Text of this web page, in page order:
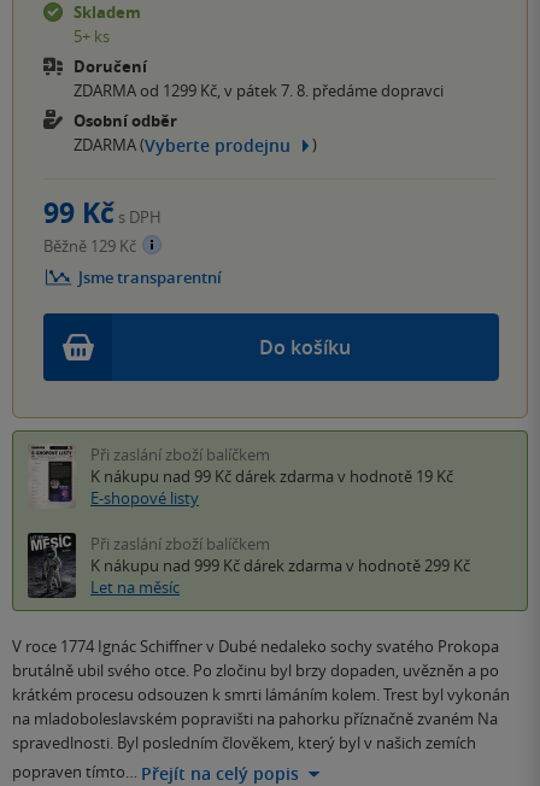
Skladem
5+ ks
Doručení
ZDARMA od 1299 Kč, v pátek 7. 8. předáme dopravci
Osobní odběr
ZDARMA (Vyberte prodejnu )
Do košíku
99 Kč s DPH
Běžně 129 Kč
Jsme transparentní
Při zaslání zboží balíčkem
K nákupu nad 99 Kč dárek zdarma v hodnotě 19 Kč
E-shopové listy
Při zaslání zboží balíčkem
K nákupu nad 999 Kč dárek zdarma v hodnotě 299 Kč
Let na měsíc
V roce 1774 Ignác Schiffner v Dubé nedaleko sochy svatého Prokopa
brutálně ubil svého otce. Po zločinu byl brzy dopaden, uvězněn a po
krátkém procesu odsouzen k smrti lámáním kolem. Trest byl vykonán
na mladoboleslavském popravišti na pahorku příznačně zvaném Na
spravedlnosti. Byl posledním člověkem, který byl v našich zemích
popraven tímto… Přejít na celý popis